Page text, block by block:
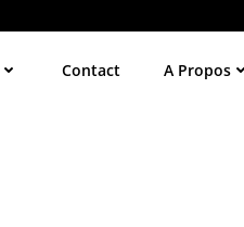
Contact A Propos